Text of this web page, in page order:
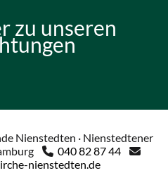
zu unseren
Nienstedten · Nienstedtener
 040 82 87 44 
nienstedten.de